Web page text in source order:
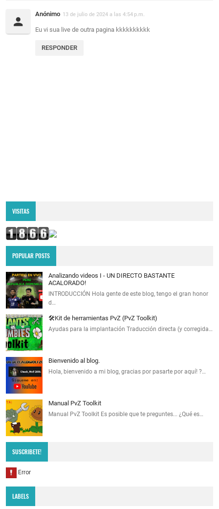
Anónimo 13 de julio de 2024 a las 4:54 p.m.
Eu vi sua live de outra pagina kkkkkkkkkk
RESPONDER
VISITAS
POPULAR POSTS
Analizando videos I - UN DIRECTO BASTANTE
ACALORADO!
INTRODUCCIÓN Hola gente de este blog, tengo el gran honor
d…
🛠️Kit de herramientas PvZ (PvZ Toolkit)
Ayudas para la implantación Traducción directa (y corregida…
Bienvenido al blog.
Hola, bienvenido a mi blog, gracias por pasarte por aquí! ?…
Manual PvZ Toolkit
Manual PvZ Toolkit Es posible que te preguntes... ¿Qué es…
SUSCRIBETE!
LABELS